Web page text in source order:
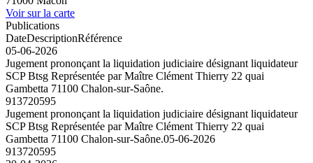
Voir sur la carte
Publications
DateDescriptionRéférence
05-06-2026
Jugement prononçant la liquidation judiciaire désignant liquidateur
SCP Btsg Représentée par Maître Clément Thierry 22 quai
Gambetta 71100 Chalon-sur-Saône.
913720595
Jugement prononçant la liquidation judiciaire désignant liquidateur
SCP Btsg Représentée par Maître Clément Thierry 22 quai
Gambetta 71100 Chalon-sur-Saône.05-06-2026
913720595